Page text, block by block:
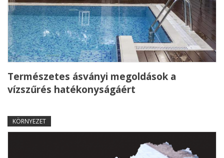
Természetes ásványi megoldások a
vízszűrés hatékonyságáért
KÖRNYEZET